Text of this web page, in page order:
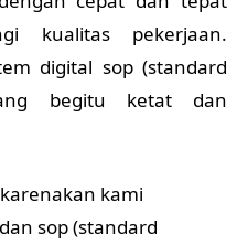
kualitas pekerjaan.
digital sop (standard
begitu ketat dan
kami
sop (standard